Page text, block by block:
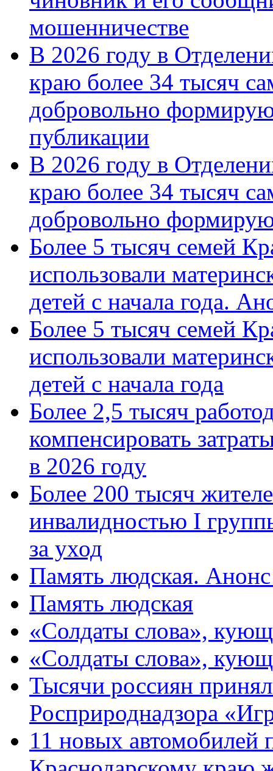
мошенничестве
В 2026 году в
краю более 34 тысяч
добровольно
публикации
В 2026 году в
краю более 34 тысяч
добровольно
Более 5 тысяч семей
использовали
детей с начала года.
Более 5 тысяч семей
использовали
детей с начала года
Более 2,5 тысяч
компенсировать
в 2026 году
Более 200 тысяч
инвалидностью I
за уход
Память людская.
Память людская
«Солдаты слова»,
«Солдаты слова»,
Тысячи россиян
Росприроднадзора
11 новых автомобилей